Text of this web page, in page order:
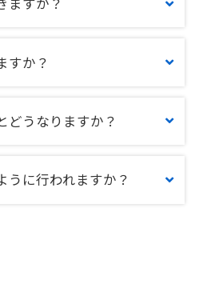
すか？
どうなりますか？
うに行われますか？